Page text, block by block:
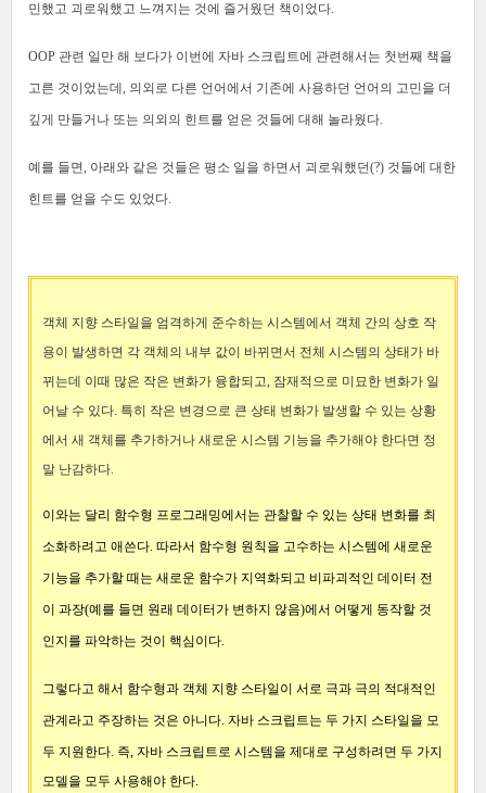
민했고 괴로워했고 느껴지는 것에 즐거웠던 책이었다.
OOP 관련 일만 해 보다가 이번에 자바 스크립트에 관련해서는 첫번째 책을
고른 것이었는데, 의외로 다른 언어에서 기존에 사용하던 언어의 고민을 더
깊게 만들거나 또는 의외의 힌트를 얻은 것들에 대해 놀라웠다.
예를 들면, 아래와 같은 것들은 평소 일을 하면서 괴로워했던(?) 것들에 대한
힌트를 얻을 수도 있었다.
객체 지향 스타일을 엄격하게 준수하는 시스템에서 객체 간의 상호 작
용이 발생하면 각 객체의 내부 값이 바뀌면서 전체 시스템의 상태가 바
뀌는데 이때 많은 작은 변화가 융합되고, 잠재적으로 미묘한 변화가 일
어날 수 있다. 특히 작은 변경으로 큰 상태 변화가 발생할 수 있는 상황
에서 새 객체를 추가하거나 새로운 시스템 기능을 추가해야 한다면 정
말 난감하다.
이와는 달리 함수형 프로그래밍에서는 관찰할 수 있는 상태 변화를 최
소화하려고 애쓴다. 따라서 함수형 원칙을 고수하는 시스템에 새로운
기능을 추가할 때는 새로운 함수가 지역화되고 비파괴적인 데이터 전
이 과장(예를 들면 원래 데이터가 변하지 않음)에서 어떻게 동작할 것
인지를 파악하는 것이 핵심이다.
그렇다고 해서 함수형과 객체 지향 스타일이 서로 극과 극의 적대적인
관계라고 주장하는 것은 아니다. 자바 스크립트는 두 가지 스타일을 모
두 지원한다. 즉, 자바 스크립트로 시스템을 제대로 구성하려면 두 가지
모델을 모두 사용해야 한다.